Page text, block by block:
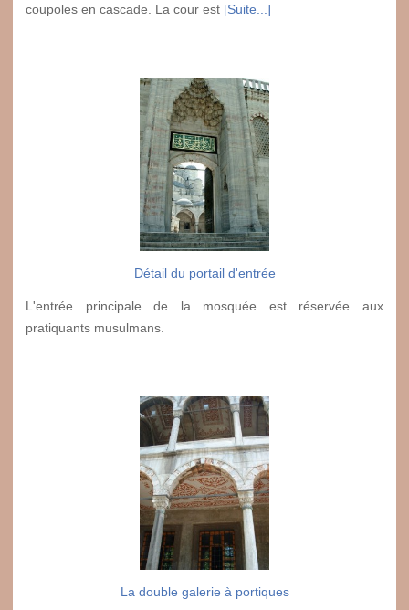
coupoles en cascade. La cour est [Suite...]
Détail du portail d'entrée
L'entrée principale de la mosquée est réservée aux
pratiquants musulmans.
La double galerie à portiques